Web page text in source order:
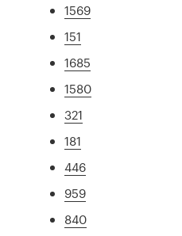
1569
151
1685
1580
321
181
446
959
840